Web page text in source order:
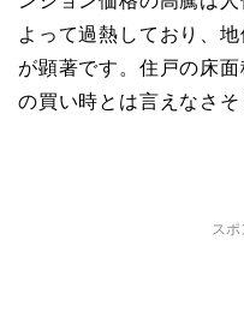
よって過熱しており、
が顕著です。住戸の床
の買い時とは言えなさそ
スポ